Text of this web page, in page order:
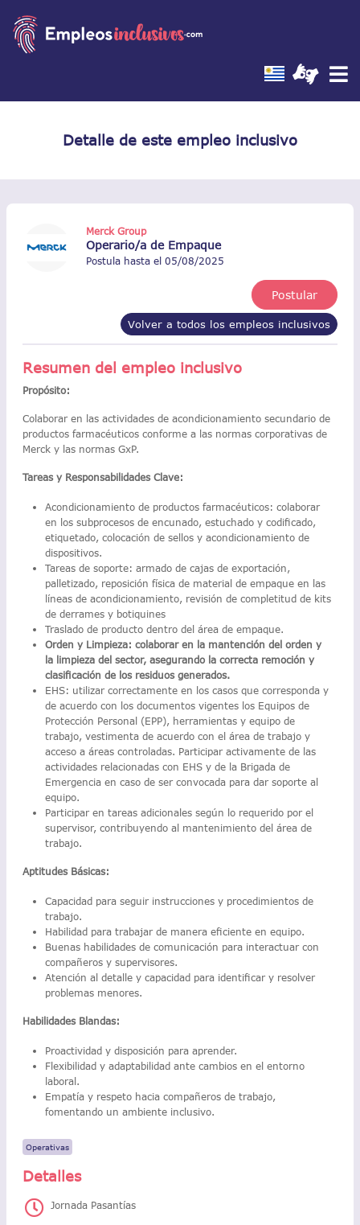
Detalle de este empleo inclusivo
Merck Group
Operario/a de Empaque
Postula hasta el 05/08/2025
Postular
Volver a todos los empleos inclusivos
Resumen del empleo inclusivo
Propósito:
Colaborar en las actividades de acondicionamiento secundario de
productos farmacéuticos conforme a las normas corporativas de
Merck y las normas GxP.
Tareas y Responsabilidades Clave:
Acondicionamiento de productos farmacéuticos: colaborar
en los subprocesos de encunado, estuchado y codificado,
etiquetado, colocación de sellos y acondicionamiento de
dispositivos.
Tareas de soporte: armado de cajas de exportación,
palletizado, reposición física de material de empaque en las
líneas de acondicionamiento, revisión de completitud de kits
de derrames y botiquines
Traslado de producto dentro del área de empaque.
Orden y Limpieza: colaborar en la mantención del orden y
la limpieza del sector, asegurando la correcta remoción y
clasificación de los residuos generados.
EHS: utilizar correctamente en los casos que corresponda y
de acuerdo con los documentos vigentes los Equipos de
Protección Personal (EPP), herramientas y equipo de
trabajo, vestimenta de acuerdo con el área de trabajo y
acceso a áreas controladas. Participar activamente de las
actividades relacionadas con EHS y de la Brigada de
Emergencia en caso de ser convocada para dar soporte al
equipo.
Participar en tareas adicionales según lo requerido por el
supervisor, contribuyendo al mantenimiento del área de
trabajo.
Aptitudes Básicas:
Capacidad para seguir instrucciones y procedimientos de
trabajo.
Habilidad para trabajar de manera eficiente en equipo.
Buenas habilidades de comunicación para interactuar con
compañeros y supervisores.
Atención al detalle y capacidad para identificar y resolver
problemas menores.
Habilidades Blandas:
Proactividad y disposición para aprender.
Flexibilidad y adaptabilidad ante cambios en el entorno
laboral.
Empatía y respeto hacia compañeros de trabajo,
fomentando un ambiente inclusivo.
Operativas
Detalles
Jornada Pasantías